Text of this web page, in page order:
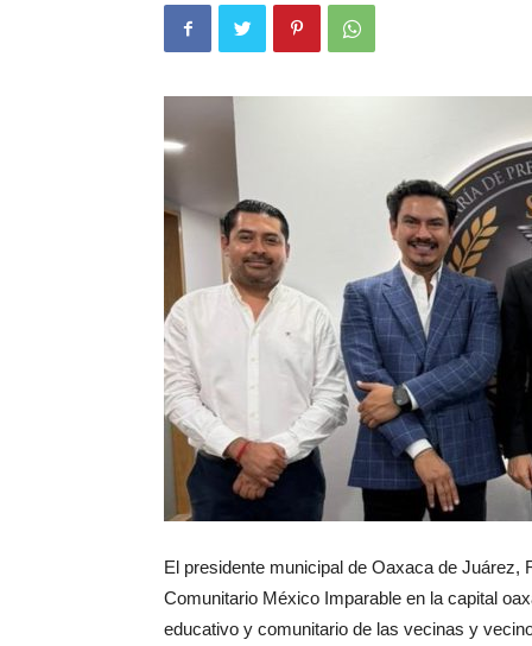
El presidente municipal de Oaxaca de
Comunitario México Imparable en la capital
educativo y comunitario de las vecinas y